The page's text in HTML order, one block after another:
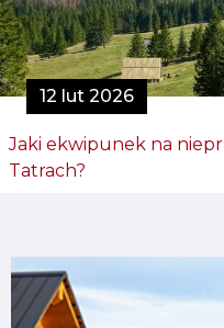
12 lut 2026
Jaki ekwipunek na
Tatrach?